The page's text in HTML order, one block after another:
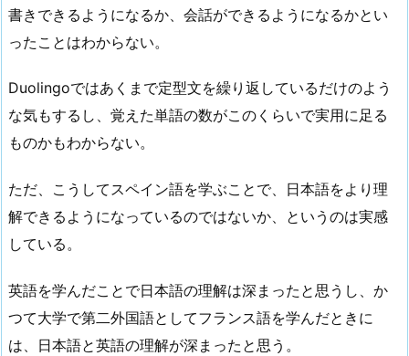
書きできるようになるか、会話ができるようになるかとい
ったことはわからない。
Duolingoではあくまで定型文を繰り返しているだけのよう
な気もするし、覚えた単語の数がこのくらいで実用に足る
ものかもわからない。
ただ、こうしてスペイン語を学ぶことで、日本語をより理
解できるようになっているのではないか、というのは実感
している。
英語を学んだことで日本語の理解は深まったと思うし、か
つて大学で第二外国語としてフランス語を学んだときに
は、日本語と英語の理解が深まったと思う。